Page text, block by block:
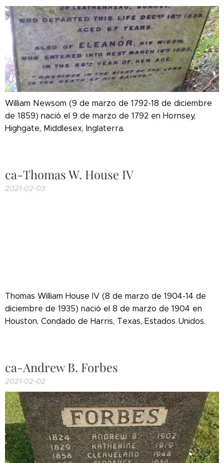
William Newsom (9 de marzo de 1792-18 de diciembre
de 1859) nació el 9 de marzo de 1792 en Hornsey,
Highgate, Middlesex, Inglaterra.
ca-Thomas W. House IV
2021-02-03
Thomas William House IV (8 de marzo de 1904-14 de
diciembre de 1935) nació el 8 de marzo de 1904 en
Houston, Condado de Harris, Texas, Estados Unidos.
ca-Andrew B. Forbes
2021-02-02